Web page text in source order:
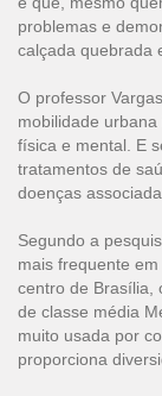
problemas e
calçada quebrada
O professor
mobilidade
física e mental. E
tratamentos de
doenças
Segundo a
mais frequente
centro de Brasília,
de classe média
muito usada por
proporciona